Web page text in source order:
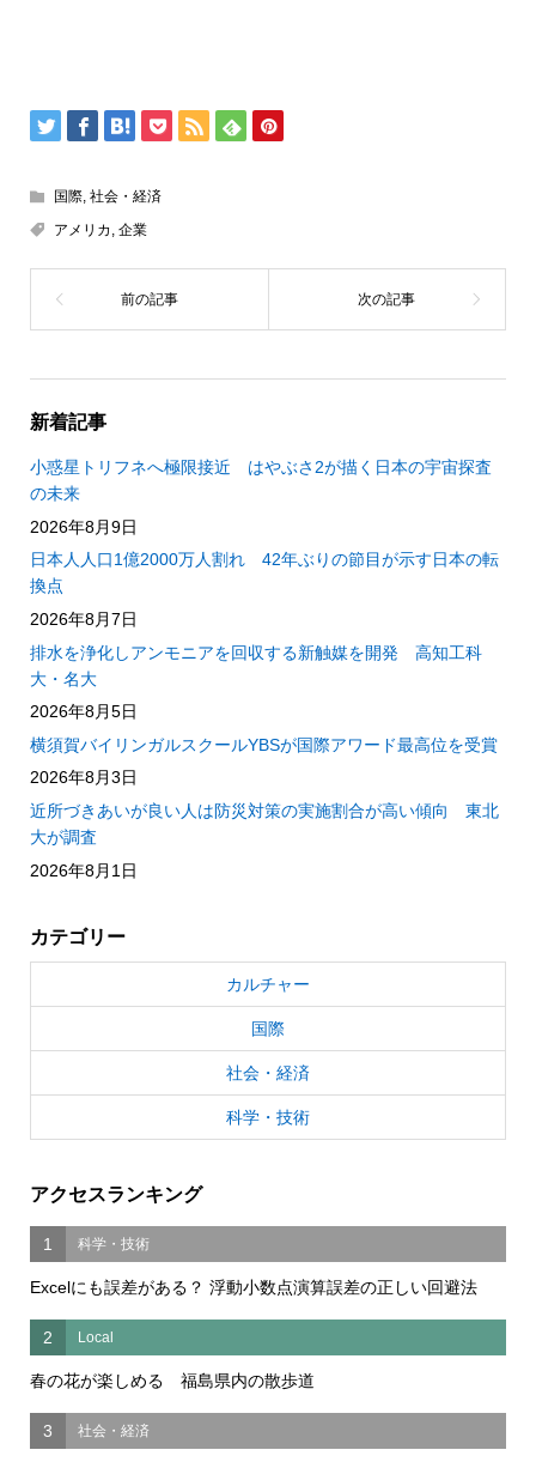
国際, 社会・経済
アメリカ , 企業
新着記事
小惑星トリフネへ極限接近 はやぶさ2が描く日本の宇宙探査
の未来
2026年8月9日
日本人人口1億2000万人割れ 42年ぶりの節目が示す日本の転
換点
2026年8月7日
排水を浄化しアンモニアを回収する新触媒を開発 高知工科
大・名大
2026年8月5日
横須賀バイリンガルスクールYBSが国際アワード最高位を受賞
2026年8月3日
近所づきあいが良い人は防災対策の実施割合が高い傾向 東北
大が調査
2026年8月1日
カテゴリー
カルチャー
国際
社会・経済
科学・技術
アクセスランキング
1 科学・技術
Excelにも誤差がある？ 浮動小数点演算誤差の正しい回避法
2 Local
春の花が楽しめる 福島県内の散歩道
3 社会・経済